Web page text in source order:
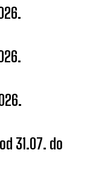
31.07. do